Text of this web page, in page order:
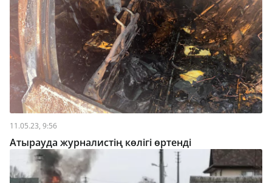
11.05.23, 9:56
Атырауда журналистің көлігі өртенді